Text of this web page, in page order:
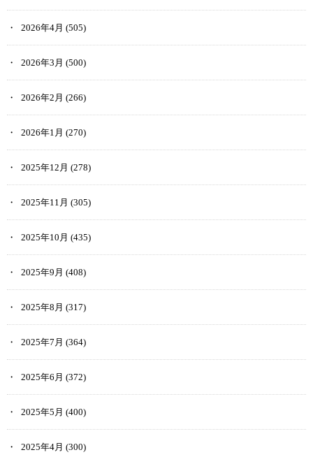
2026年4月 (505)
2026年3月 (500)
2026年2月 (266)
2026年1月 (270)
2025年12月 (278)
2025年11月 (305)
2025年10月 (435)
2025年9月 (408)
2025年8月 (317)
2025年7月 (364)
2025年6月 (372)
2025年5月 (400)
2025年4月 (300)